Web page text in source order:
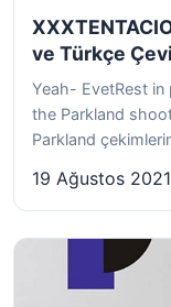
ve Türkçe
Yeah- EvetRest
the Parkland
Parkland
19 Ağustos 2021